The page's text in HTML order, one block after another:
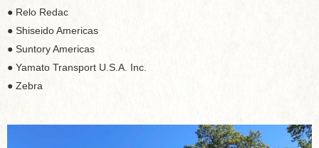
● Relo Redac
● Shiseido Americas
● Suntory Americas
● Yamato Transport U.S.A. Inc.
● Zebra